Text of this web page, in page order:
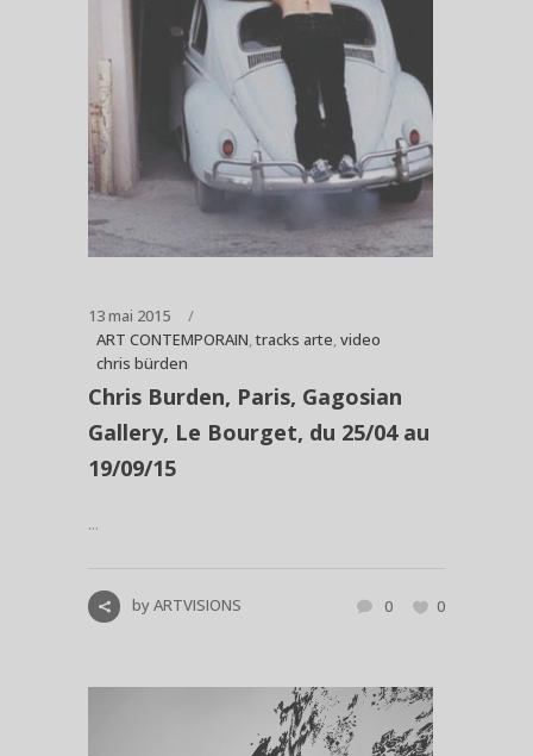
13 mai 2015
ART CONTEMPORAIN,tracks arte,video
chris bürden
Chris Burden, Paris, Gagosian
Gallery, Le Bourget, du 25/04 au
19/09/15
...
byARTVISIONS 0 0